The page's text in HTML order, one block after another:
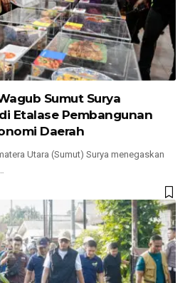
Sumut Surya
Etalase Pembangunan
Daerah
Utara (Sumut) Surya menegaskan